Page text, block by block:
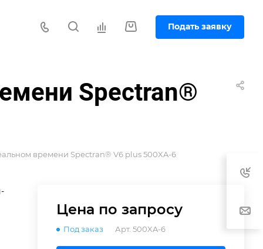
Подать заявку
Spectran®
времени Spectran® V6 plus 500XA-6
Цена по запросу
Под заказ Арт. 500XA-6